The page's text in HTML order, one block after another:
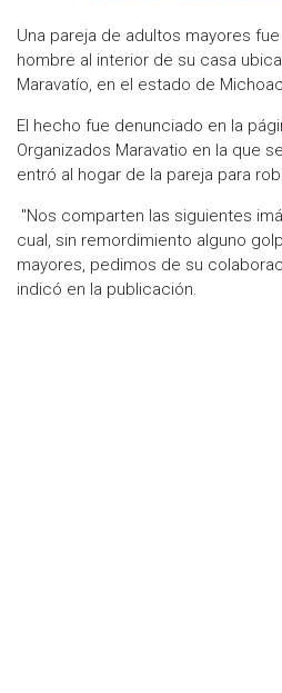
Una pareja de adultos mayores
hombre al interior de su casa
Maravatío, en el estado de
El hecho fue denunciado en la
Organizados Maravatio en la que
entró al hogar de la pareja para
"Nos comparten las siguientes
cual, sin remordimiento alguno
mayores, pedimos de su
indicó en la publicación.